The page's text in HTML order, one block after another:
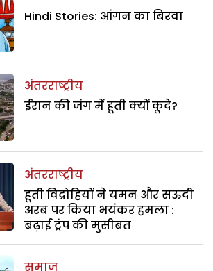
Hindi Stories: आंगन का बिरवा
अंतरराष्ट्रीय
ईरान की जंग में हूती क्यों कूदे?
अंतरराष्ट्रीय
हूती विद्रोहियों ने यमन और सऊदी
अरब पर किया भयंकर हमला :
बढ़ाई ट्रंप की मुसीबत
समाज